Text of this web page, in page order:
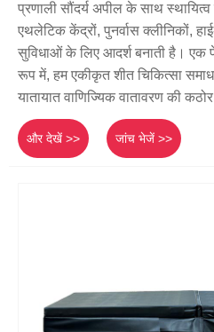
प्रणाली सौंदर्य अपील के साथ
एथलेटिक केंद्रों, पुनर्वास क्लीनिकों,
सुविधाओं के लिए आदर्श बनाती है। एक
रूप में, हम एकीकृत शीत चिकित्सा
यातायात वाणिज्यिक वातावरण की
और देखें >> जांच भेजें >>